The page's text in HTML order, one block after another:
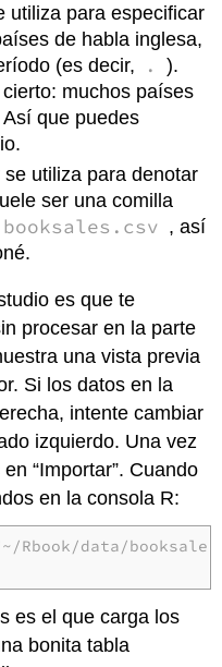
utiliza para especificar
de habla inglesa,
(es decir,
.
).
muchos países
que puedes
utiliza para denotar
ser una comilla
booksales.csv , así
es que te
procesar en la parte
una vista previa
Si los datos en la
intente cambiar
izquierdo. Una vez
“Importar”. Cuando
en la consola R:
Rbook/data/
es el que carga los
bonita tabla